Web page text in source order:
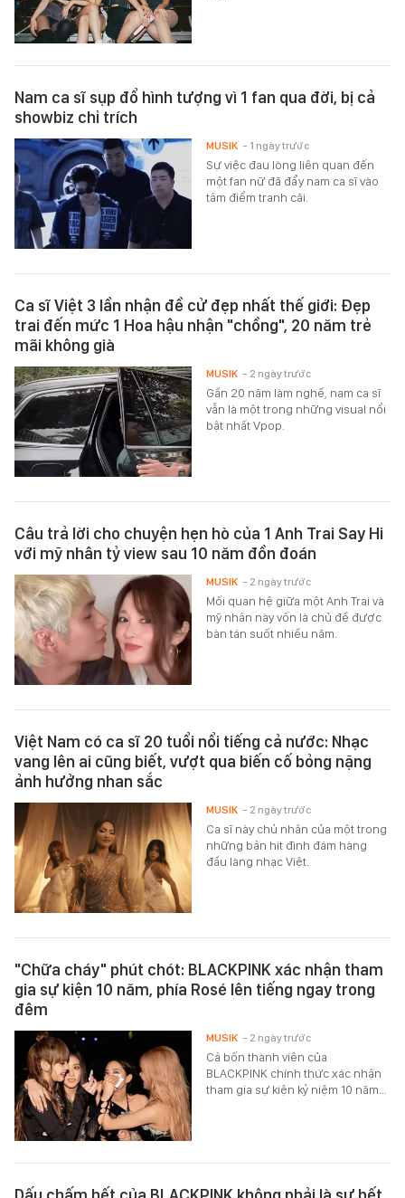
Nam ca sĩ sụp đổ hình tượng vì 1 fan qua đời, bị cả
showbiz chỉ trích
Sự việc đau lòng liên quan đến
một fan nữ đã đẩy nam ca sĩ vào
tâm điểm tranh cãi.
MUSIK - 1 ngày trước
Ca sĩ Việt 3 lần nhận đề cử đẹp nhất thế giới: Đẹp
trai đến mức 1 Hoa hậu nhận "chồng", 20 năm trẻ
mãi không già
Gần 20 năm làm nghề, nam ca sĩ
vẫn là một trong những visual nổi
bật nhất Vpop.
MUSIK - 2 ngày trước
Câu trả lời cho chuyện hẹn hò của 1 Anh Trai Say Hi
với mỹ nhân tỷ view sau 10 năm đồn đoán
Mối quan hệ giữa một Anh Trai và
mỹ nhân này vốn là chủ đề được
bàn tán suốt nhiều năm.
MUSIK - 2 ngày trước
Việt Nam có ca sĩ 20 tuổi nổi tiếng cả nước: Nhạc
vang lên ai cũng biết, vượt qua biến cố bỏng nặng
ảnh hưởng nhan sắc
Ca sĩ này chủ nhân của một trong
những bản hit đình đám hàng
đầu làng nhạc Việt.
MUSIK - 2 ngày trước
"Chữa cháy" phút chót: BLACKPINK xác nhận tham
gia sự kiện 10 năm, phía Rosé lên tiếng ngay trong
đêm
Cả bốn thành viên của
BLACKPINK chính thức xác nhận
tham gia sự kiện kỷ niệm 10 năm…
MUSIK - 2 ngày trước